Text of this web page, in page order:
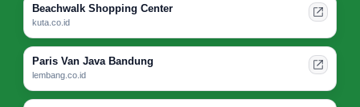
Beachwalk Shopping Center
kuta.co.id
Paris Van Java Bandung
lembang.co.id